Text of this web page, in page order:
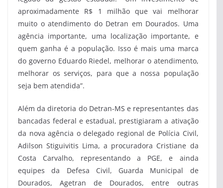
aproximadamente R$ 1 milhão que vai melhorar
muito o atendimento do Detran em Dourados. Uma
agência importante, uma localização importante, e
quem ganha é a população. Isso é mais uma marca
do governo Eduardo Riedel, melhorar o atendimento,
melhorar os serviços, para que a nossa população
seja bem atendida”.
Além da diretoria do Detran-MS e representantes das
bancadas federal e estadual, prestigiaram a ativação
da nova agência o delegado regional de Polícia Civil,
Adilson Stiguivitis Lima, a procuradora Cristiane da
Costa Carvalho, representando a PGE, e ainda
equipes da Defesa Civil, Guarda Municipal de
Dourados, Agetran de Dourados, entre outras